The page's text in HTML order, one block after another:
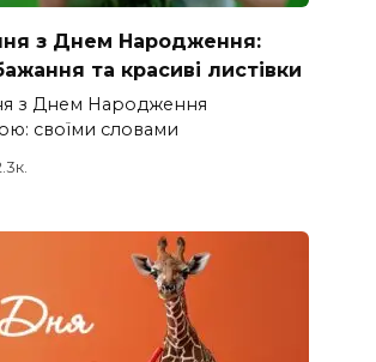
з Днем Народження:
та красиві листівки
з Днем Народження
своїми словами